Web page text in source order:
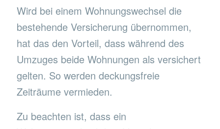
Wird bei einem Wohnungswechsel die
bestehende Versicherung übernommen,
hat das den Vorteil, dass während des
Umzuges beide Wohnungen als versichert
gelten. So werden deckungsfreie
Zeiträume vermieden.
Zu beachten ist, dass ein